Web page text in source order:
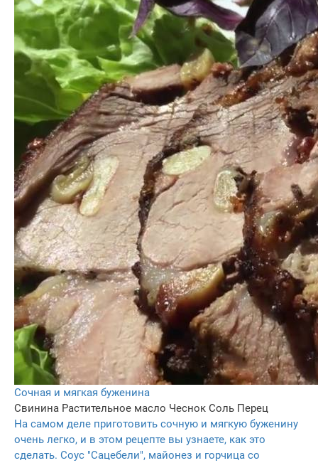
Сочная и мягкая буженина
Свинина Растительное масло Чеснок Соль Перец
На самом деле приготовить сочную и мягкую буженину
очень легко, и в этом рецепте вы узнаете, как это
сделать. Соус "Сацебели", майонез и горчица со